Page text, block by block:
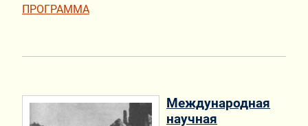
ПРОГРАММА
Международная
научная